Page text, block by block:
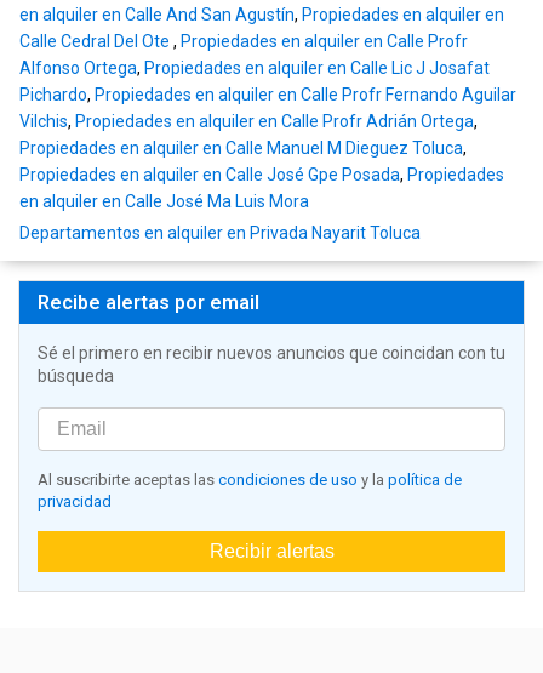
en alquiler en Calle And San Agustín, Propiedades en alquiler en
Calle Cedral Del Ote , Propiedades en alquiler en Calle Profr
Alfonso Ortega, Propiedades en alquiler en Calle Lic J Josafat
Pichardo, Propiedades en alquiler en Calle Profr Fernando Aguilar
Vilchis, Propiedades en alquiler en Calle Profr Adrián Ortega,
Propiedades en alquiler en Calle Manuel M Dieguez Toluca,
Propiedades en alquiler en Calle José Gpe Posada, Propiedades
en alquiler en Calle José Ma Luis Mora
Departamentos en alquiler en Privada Nayarit Toluca
Recibe alertas por email
Sé el primero en recibir nuevos anuncios que coincidan con tu
búsqueda
Al suscribirte aceptas las condiciones de uso y la política de
privacidad
Recibir alertas